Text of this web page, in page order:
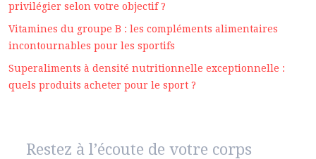
privilégier selon votre objectif ?
Vitamines du groupe B : les compléments alimentaires
incontournables pour les sportifs
Superaliments à densité nutritionnelle exceptionnelle :
quels produits acheter pour le sport ?
Restez à l’écoute de votre corps